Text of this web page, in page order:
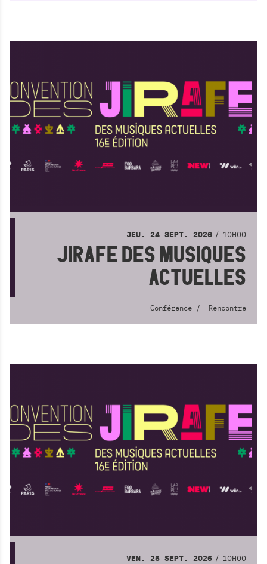
JEU. 24 SEPT. 2026 10H00
JIRAFE DES MUSIQUES
ACTUELLES
Conférence Rencontre
VEN. 25 SEPT. 2026 10H00